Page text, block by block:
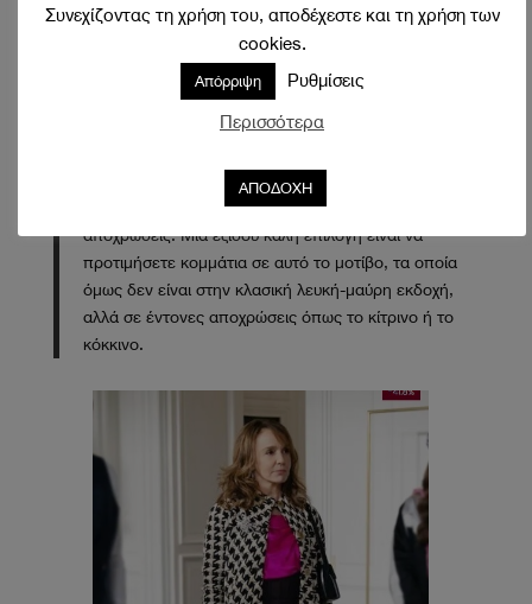
παλτό και σακάκια που θα απογειώσουν τα every day
σύνολα μας, αλλά και ζεστά πουλόβερ που θα μας
κρατήσουν την καλύτερη συντροφιά όλο τον χειμώνα.
Εάν όμως θέλετε να πειραματιστείτε περισσότερο με
συνδυάσουμε κομμάτια σε pied de poule μοτίβο, τα
οποία μπορεί να είναι σε διαφορετικό μέγεθος και
αποχρώσεις. Μία εξίσου καλή επιλογή είναι να
προτιμήσετε κομμάτια σε αυτό το μοτίβο, τα οποία
όμως δεν είναι στην κλασική λευκή-μαύρη εκδοχή,
αλλά σε έντονες αποχρώσεις όπως το κίτρινο ή το
κόκκινο.
Συνεχίζοντας τη χρήση του, αποδέχεστε και τη χρήση των
cookies.
Απόρριψη Ρυθμίσεις
Περισσότερα
ΑΠΟΔΟΧΗ